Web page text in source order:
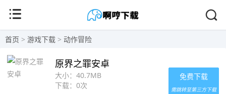
首页 > 游戏下载 > 动作冒险
免费下载
需跳转至第三方下载
大小： 40.7MB
下载： 0次
原界之罪安卓